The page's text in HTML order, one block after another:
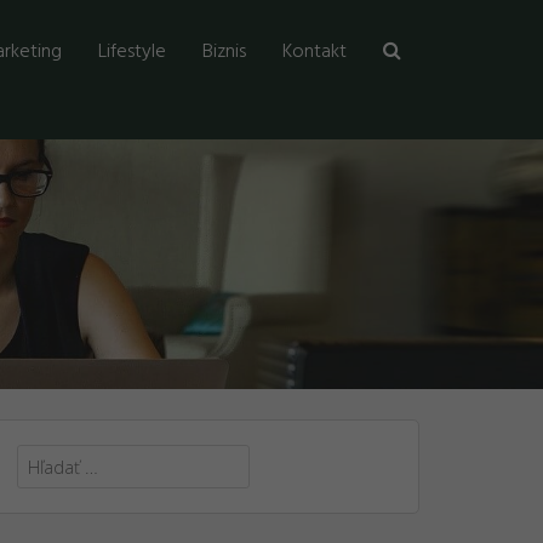
Lifestyle Biznis Kontakt
Hľadať: